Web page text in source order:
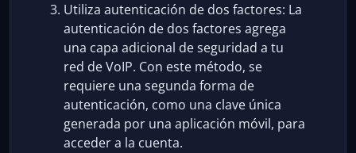
Utiliza autenticación de dos factores: La
autenticación de dos factores agrega
una capa adicional de seguridad a tu
red de VoIP. Con este método, se
requiere una segunda forma de
autenticación, como una clave única
generada por una aplicación móvil, para
acceder a la cuenta.